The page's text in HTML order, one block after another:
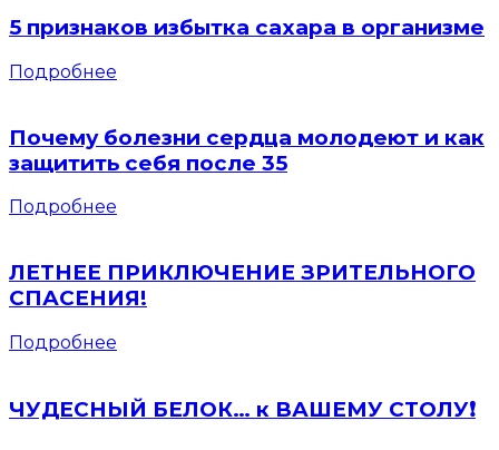
5 признаков избытка сахара в организме
Подробнее
Почему болезни сердца молодеют и как
защитить себя после 35
Подробнее
ЛЕТНЕЕ ПРИКЛЮЧЕНИЕ ЗРИТЕЛЬНОГО
СПАСЕНИЯ!
Подробнее
ЧУДЕСНЫЙ БЕЛОК… к ВАШЕМУ СТОЛУ❗️